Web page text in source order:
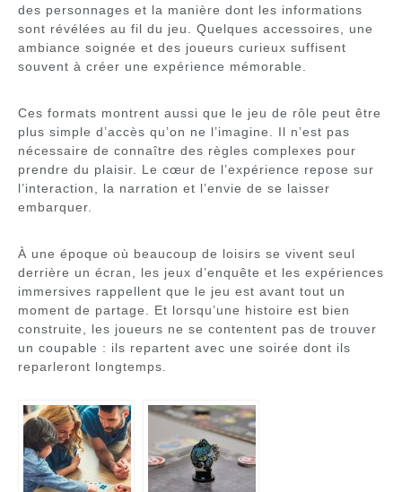
des personnages et la manière dont les informations
sont révélées au fil du jeu. Quelques accessoires, une
ambiance soignée et des joueurs curieux suffisent
souvent à créer une expérience mémorable.
Ces formats montrent aussi que le jeu de rôle peut être
plus simple d’accès qu’on ne l’imagine. Il n’est pas
nécessaire de connaître des règles complexes pour
prendre du plaisir. Le cœur de l’expérience repose sur
l’interaction, la narration et l’envie de se laisser
embarquer.
À une époque où beaucoup de loisirs se vivent seul
derrière un écran, les jeux d’enquête et les expériences
immersives rappellent que le jeu est avant tout un
moment de partage. Et lorsqu’une histoire est bien
construite, les joueurs ne se contentent pas de trouver
un coupable : ils repartent avec une soirée dont ils
reparleront longtemps.